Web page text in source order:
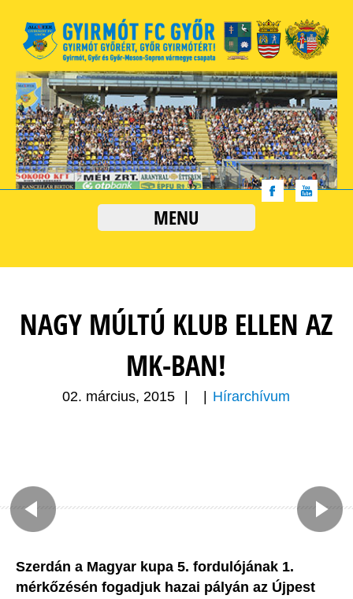
MENU
NAGY MÚLTÚ KLUB ELLEN AZ
MK-BAN!
02. március, 2015 Hírarchívum
Szerdán a Magyar kupa 5. fordulójának 1.
mérkőzésén fogadjuk hazai pályán az Újpest